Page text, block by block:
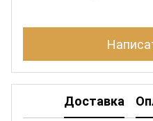
Доставка